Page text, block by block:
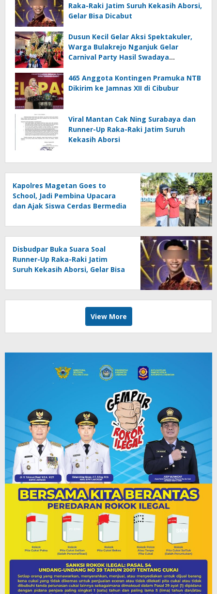
Raka-Raki Jatim Suruh Kekasih Aborsi,
Gelar Bisa Dicabut
Dusun Kecil Gelar Aksi Spektakuler,
Warga Bulakrejo Nganjuk Gelar
Carnival Party Hasil Swadaya
465 Anggota Kontingen Pramuka NTB
Dikirim ke Jamnas XII di Cibubur
Viral Mantan Cak Ning Surabaya dan
Runner-Up Raka-Raki Jatim Suruh
Kekasih Aborsi
Kapolres Magetan Goes to
School, Jadi Pembina Upacara
dan Ajak Siswa Cerdas Bermedia
Disbudpar Buka Suara Soal
Runner-Up Raka-Raki Jatim
Suruh Kekasih Aborsi, Gelar Bisa
View More